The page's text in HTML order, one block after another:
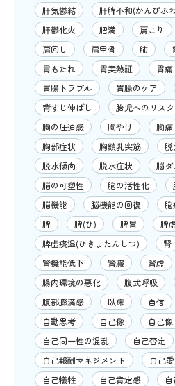
肝気鬱結
肝脾不和(かんぴふ
肝鬱化火
肥満 肩こり
肩回し
肩甲骨 肺
胃もたれ
胃実熱証 胃痛
胃腸トラブル
胃腸のケア
背すじ伸ばし
胎児へのリスク
胸の圧迫感
胸やけ 胸痛
胸部症状
胸鎖乳突筋 脱
脱水傾向
脱水症状
脳ダ
脳の可塑性
脳の活性化
脳機能
脳機能の回復 脳
脾
脾(ひ) 脾胃
脾
脾虚痰湿(ひきょたんしつ)
腎
腎機能低下
腎臓 腎虚
腸内環境の悪化
腹式呼吸
腹部膨満感
臥床 自信
自動思考
自己像
自己像
自己同一性の混乱
自己否定
自己報酬マネジメント
自己愛
自己犠牲
自己肯定感